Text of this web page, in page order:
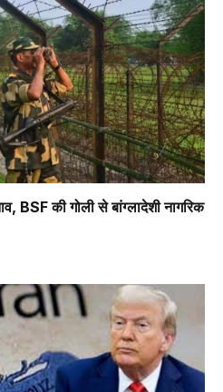
BSF की गोली से बांग्लादेशी नागरिक